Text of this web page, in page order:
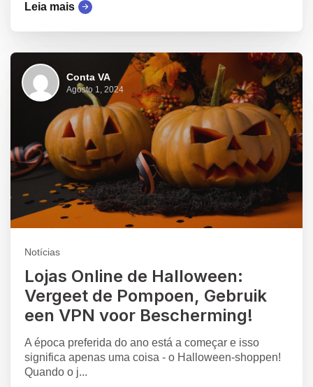
Leia mais
Conta VA
Agosto 1, 2024
Notícias
Lojas Online de Halloween:
Vergeet de Pompoen, Gebruik
een VPN voor Bescherming!
A época preferida do ano está a começar e isso
significa apenas uma coisa - o Halloween-shoppen!
Quando o j...